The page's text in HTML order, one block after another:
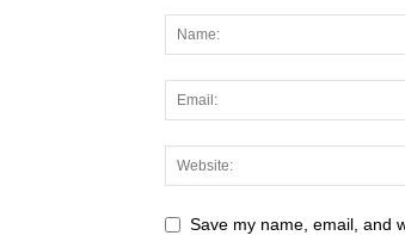
Save my name, email, and